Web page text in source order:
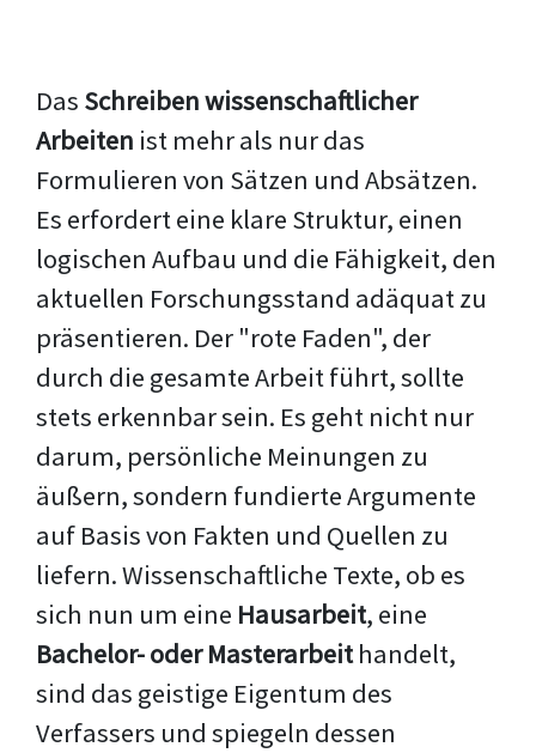
Das Schreiben wissenschaftlicher
Arbeiten ist mehr als nur das
Formulieren von Sätzen und Absätzen.
Es erfordert eine klare Struktur, einen
logischen Aufbau und die Fähigkeit, den
aktuellen Forschungsstand adäquat zu
präsentieren. Der "rote Faden", der
durch die gesamte Arbeit führt, sollte
stets erkennbar sein. Es geht nicht nur
darum, persönliche Meinungen zu
äußern, sondern fundierte Argumente
auf Basis von Fakten und Quellen zu
liefern. Wissenschaftliche Texte, ob es
sich nun um eine Hausarbeit, eine
Bachelor- oder Masterarbeithandelt,
sind das geistige Eigentum des
Verfassers und spiegeln dessen